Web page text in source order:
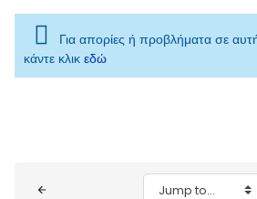
Για απορίες ή προβλήματα σε
κάντε κλικ εδώ
Jump to...